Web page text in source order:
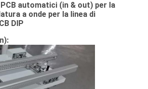
automatici (in & out) per la
a onde per la linea di
DIP